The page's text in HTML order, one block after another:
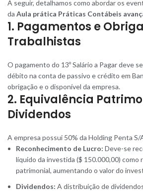
A seguir, detalhamos como abordar os
da Aula prática Práticas Contábeis
1. Pagamentos e
Trabalhistas
O pagamento do 13º Salário a Pagar deve
débito na conta de passivo e crédito em
obrigação e o disponível da empresa.
2. Equivalência
Dividendos
A empresa possui 50% da Holding Penta S/
Reconhecimento de Lucro: Deve-se
líquido da investida ($ 150.000,00) como
patrimonial, aumentando o valor do
Dividendos: A distribuição de